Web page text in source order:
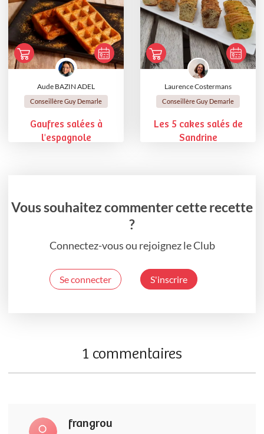
Aude BAZIN ADEL
Conseillère Guy Demarle
Gaufres salées à
l'espagnole
Laurence Costermans
Conseillère Guy Demarle
Les 5 cakes salés de
Sandrine
Vous souhaitez commenter cette recette
?
Connectez-vous ou rejoignez le Club
Se connecter S'inscrire
1 commentaires
frangrou